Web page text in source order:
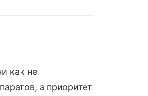
как не
а приоритет